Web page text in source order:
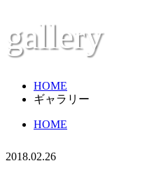
gallery
HOME
ギャラリー
HOME
2018.02.26